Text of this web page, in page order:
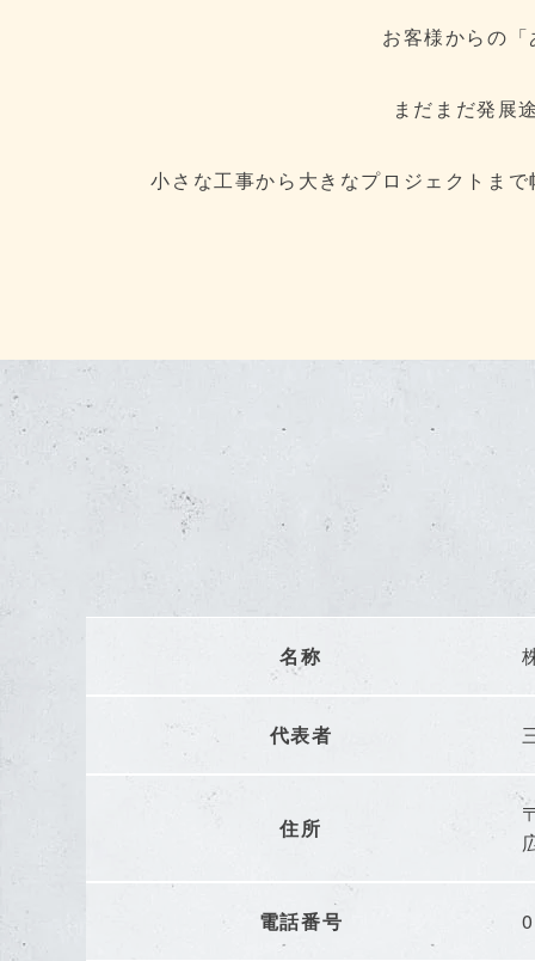
お客様からの
まだまだ発展
小さな工事から大きなプロジェクトま
名称
代表者
住所
電話番号